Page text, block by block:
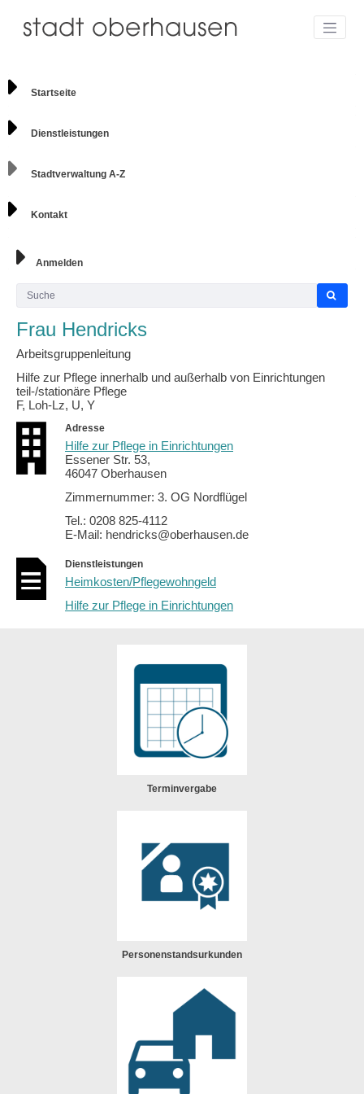
Startseite
Dienstleistungen
Stadtverwaltung A-Z
Kontakt
Anmelden
Frau Hendricks
Arbeitsgruppenleitung
Hilfe zur Pflege innerhalb und außerhalb von Einrichtungen
teil-/stationäre Pflege
F, Loh-Lz, U, Y
Adresse
Hilfe zur Pflege in Einrichtungen
Essener Str. 53,
46047 Oberhausen
Zimmernummer: 3. OG Nordflügel
Tel.: 0208 825-4112
E-Mail: hendricks@oberhausen.de
Dienstleistungen
Heimkosten/Pflegewohngeld
Hilfe zur Pflege in Einrichtungen
Terminvergabe
Personenstandsurkunden